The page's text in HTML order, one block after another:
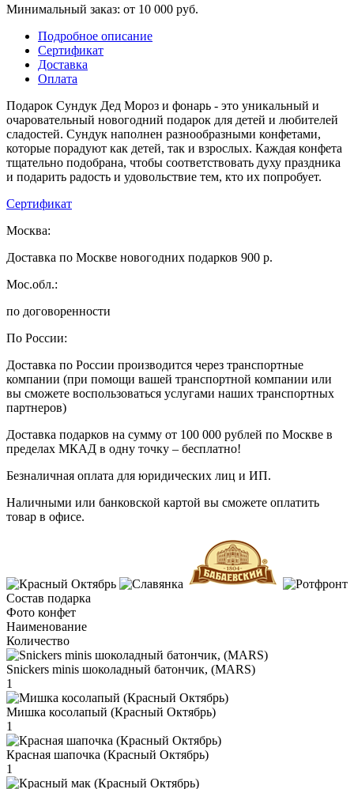
Минимальный заказ: от 10 000 руб.
Подробное описание
Сертификат
Доставка
Оплата
Подарок Сундук Дед Мороз и фонарь - это уникальный и
очаровательный новогодний подарок для детей и любителей
сладостей. Сундук наполнен разнообразными конфетами,
которые порадуют как детей, так и взрослых. Каждая конфета
тщательно подобрана, чтобы соответствовать духу праздника
и подарить радость и удовольствие тем, кто их попробует.
Сертификат
Москва:
Доставка по Москве новогодних подарков 900 р.
Мос.обл.:
по договоренности
По России:
Доставка по России производится через транспортные
компании (при помощи вашей транспортной компании или
вы сможете воспользоваться услугами наших транспортных
партнеров)
Доставка подарков на сумму от 100 000 рублей по Москве в
пределах МКАД в одну точку – бесплатно!
Безналичная оплата для юридических лиц и ИП.
Наличными или банковской картой вы сможете оплатить
товар в офисе.
Состав подарка
Фото конфет
Наименование
Количество
Snickers minis шоколадный батончик, (MARS)
1
Мишка косолапый (Красный Октябрь)
1
Красная шапочка (Красный Октябрь)
1